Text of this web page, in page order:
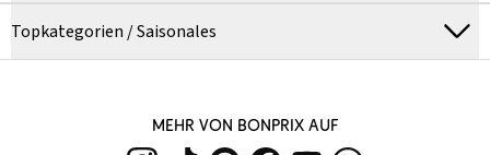
Topkategorien / Saisonales
MEHR VON BONPRIX AUF